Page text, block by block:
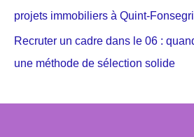
projets immobiliers à Quint-
Recruter un cadre dans le 06 :
une méthode de sélection solide